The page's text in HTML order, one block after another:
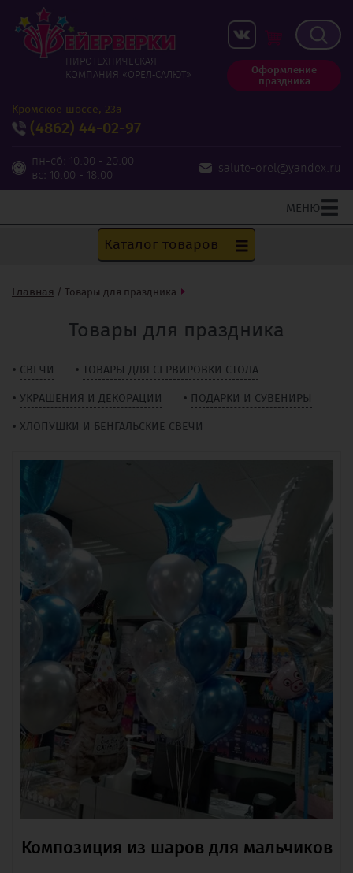
ПИРОТЕХНИЧЕСКАЯ
КОМПАНИЯ «ОРЕЛ‑САЛЮТ»
salute-orel@yandex.ru
пн-сб: 10.00 - 20.00
вс: 10.00 - 18.00
Кромское шоссе, 23а
(4862) 44-02-97
Оформление
праздника
МЕНЮ
Каталог товаров
Главная / Товары для праздника
Товары для праздника
СВЕЧИ ТОВАРЫ ДЛЯ СЕРВИРОВКИ СТОЛА
УКРАШЕНИЯ И ДЕКОРАЦИИ ПОДАРКИ И СУВЕНИРЫ
ХЛОПУШКИ И БЕНГАЛЬСКИЕ СВЕЧИ
Композиция из шаров для мальчиков